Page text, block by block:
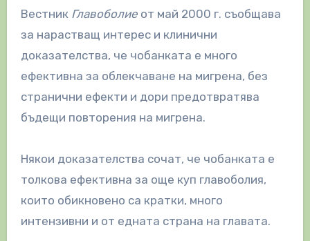
Вестник Главоболиеот май 2000 г. съобщава
за нарастващ интерес и клинични
доказателства, че чобанката е много
ефективна за облекчаване на мигрена, без
странични ефекти и дори предотвратява
бъдещи повторения на мигрена.
Някои доказателства сочат, че чобанката е
толкова ефективна за още куп главоболия,
които обикновено са кратки, много
интензивни и от едната страна на главата.